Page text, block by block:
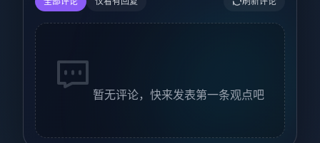
暂无评论，快来发表第一条观点吧